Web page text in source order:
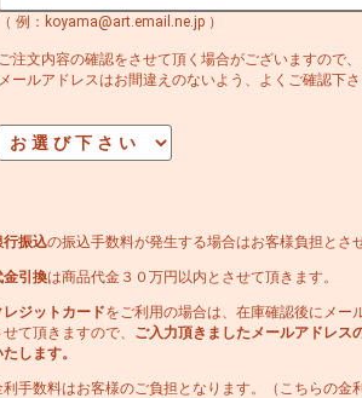
（ 例：koyama@art.email.ne.jp ）
ご注文内容の確認をさせて頂く場合がございますので、
メールアドレスはお間違えのないよう、よくご確認下
行振込の振込手数料が発生する場合はお客様負担とさ
金引換は商品代金３０万円以内とさせて頂きます。
レジットカードをご利用の場合は、在庫確認後にメー
せて頂きますので、
ご入力頂きましたメールアドレス
たします。
利手数料はお客様のご負担となります。（こちらの金